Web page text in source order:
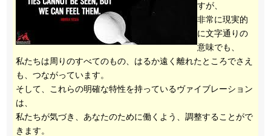
すが、
非常に現実的
に文字通りの
意味でも、
私たちは周りのすべてのもの、はるか遠く離れたところでさえ
も、つながっています。
そして、これらの明確な特性を持っているヴァイブレーション
は、
私たちが気づき、あなたのために働くよう、調整することがで
きます。